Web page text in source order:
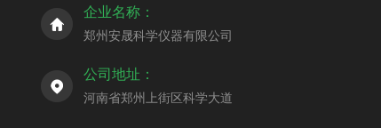
企业名称：
郑州安晟科学仪器有限公司
公司地址：
河南省郑州上街区科学大道